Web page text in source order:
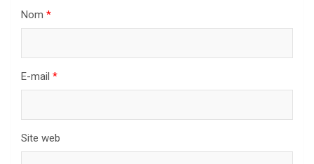
Nom *
E-mail *
Site web